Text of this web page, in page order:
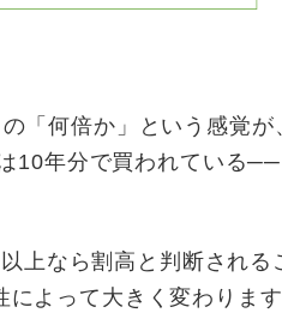
「何倍か」という感覚が
10年分で買われている
上なら割高と判断される
によって大きく変わりま